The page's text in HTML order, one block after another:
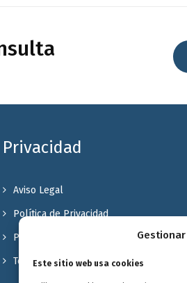
Este sitio web usa cookies
Privacidad
Aviso Legal
Política de Privacidad
Política de cookies
Terminos y Condiciones